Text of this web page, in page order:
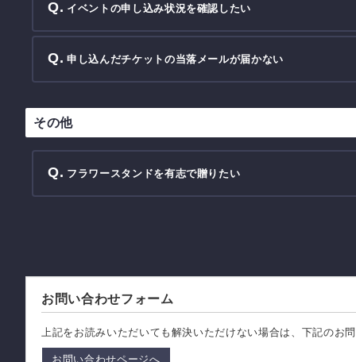
イベントの申し込み状況を確認したい
申し込んだチケットの当落メールが届かない
その他
フラワースタンドを有志で贈りたい
お問い合わせフォーム
上記をお読みいただいても解決いただけない場合は、下記のお
お問い合わせページへ